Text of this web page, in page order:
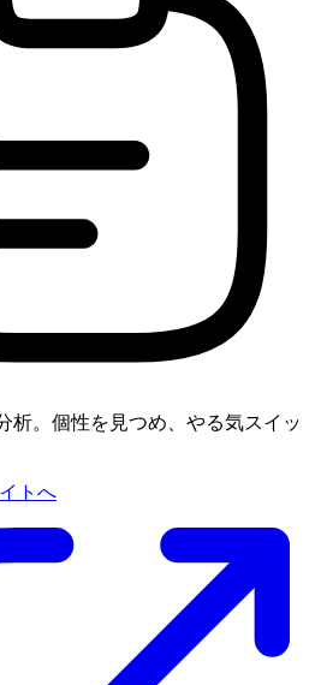
析。個性を見つめ、やる気スイッ
トへ